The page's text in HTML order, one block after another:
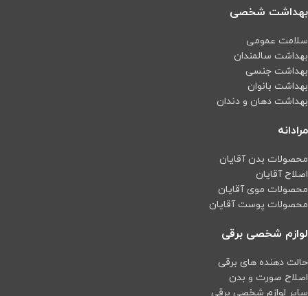
بهداشت شخصی
سلامت عمومی
بهداشت سالمندان
بهداشت جنسی
بهداشت بانوان
بهداشت دهان و دندان
مرادانه
محصولات بدن آقایان
اصلاح آقایان
محصولات موی آقایان
محصولات پوست آقایان
لوازم شخصی برقی
حالت دهنده های برقی
اصلاح صورت و بدن
سایر لوازم شخصی برقی